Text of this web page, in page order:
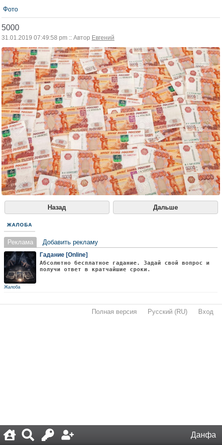
Данфа
Фото
5000
31.01.2019 07:49:58 pm :: Автор Евгений
Назад Дальше
ЖАЛОБА
Реклама Добавить рекламу
Гадание [Online]
Абсолютно бесплатное гадание. Задай свой вопрос и
получи ответ в кратчайшие сроки.
Жалоба
Полная версия Русский (RU) Вход